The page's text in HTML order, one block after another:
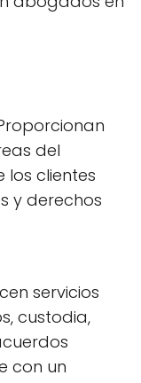
del
clientes
y derechos
servicios
custodia,
con un